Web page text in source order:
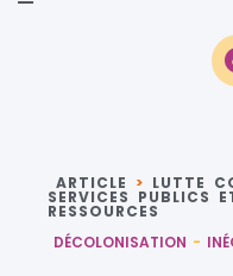
ARTICLE > LUTTE
SERVICES PUBLICS
RESSOURCES
DÉCOLONISATION -